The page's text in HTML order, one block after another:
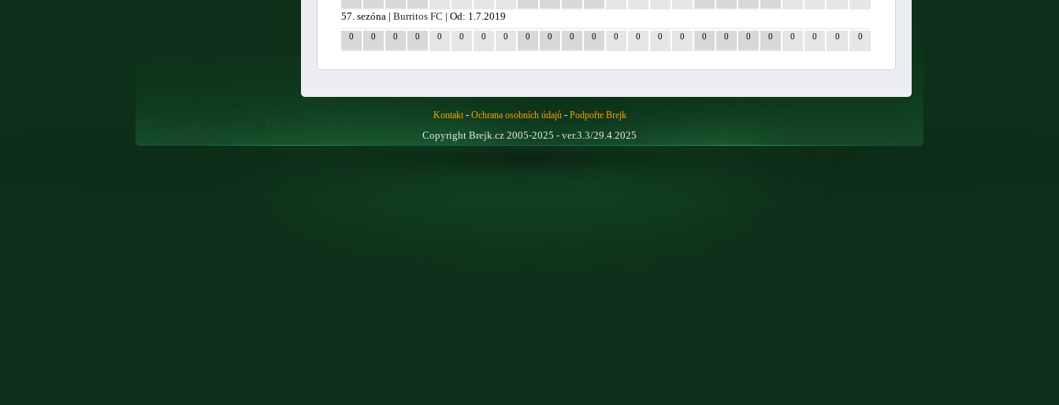
57. sezóna |Burritos FC | Od: 1.7.2019
0 0 0 0 0 0 0 0 0 0 0 0 0 0 0 0 0 0 0 0 0 0 0 0
Kontakt- Ochrana osobních údajů- Podpořte Brejk
Copyright Brejk.cz 2005-2025 - ver.3.3/29.4.2025